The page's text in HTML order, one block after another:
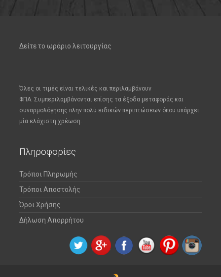
Δείτε το ωράριο λειτουργίας
Όλες οι τιμές είναι τελικές και περιλαμβάνουν
ΦΠΑ. Συμπεριλαμβάνονται επίσης τα έξοδα μεταφοράς και
συναρμολόγησης πλην πολύ ειδικών περιπτώσεων όπου υπάρχει
μία ελάχιστη χρέωση.
Πληροφορίες
Τρόποι Πληρωμής
Τρόποι Αποστολής
Όροι Χρήσης
Δήλωση Απορρήτου